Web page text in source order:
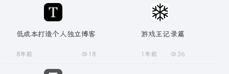
低成本打造个人独立博客
8年前 18
游戏王记录篇
1年前 36